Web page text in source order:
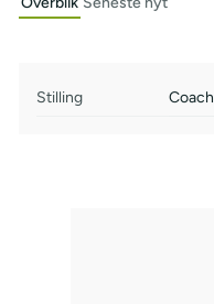
Stilling Coach